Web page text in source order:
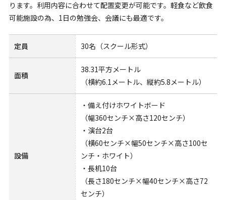
ります。利用内容に合わせて配置変更が可能です。軽食など飲食
可能施設の為、1日の勉強会、会議にも最適です。
定員 30名（スクール形式）
面積
38.31平方メートル
（横約6.1メートル、縦約5.8メートル）
設備
・備え付けホワイトボード
（幅360センチ×高さ120センチ）
・演台2台
（横60センチ×幅50センチ×高さ100セ
ンチ・ホワイト）
・長机10台
（長さ180センチ×幅40センチ×高さ72
センチ）